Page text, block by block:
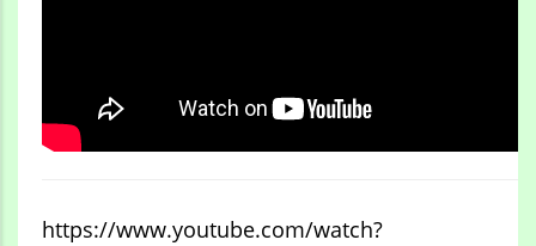
https://www.youtube.com/watch?